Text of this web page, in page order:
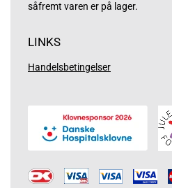
såfremt varen er på lager.
LINKS
Handelsbetingelser